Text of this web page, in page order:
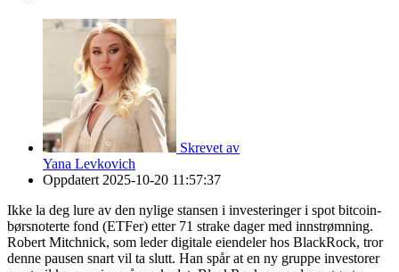
Skrevet av
Yana Levkovich
Oppdatert 2025-10-20 11:57:37
Ikke la deg lure av den nylige stansen i investeringer i spot bitcoin-
børsnoterte fond (ETFer) etter 71 strake dager med innstrømning.
Robert Mitchnick, som leder digitale eiendeler hos BlackRock, tror
denne pausen snart vil ta slutt. Han spår at en ny gruppe investorer